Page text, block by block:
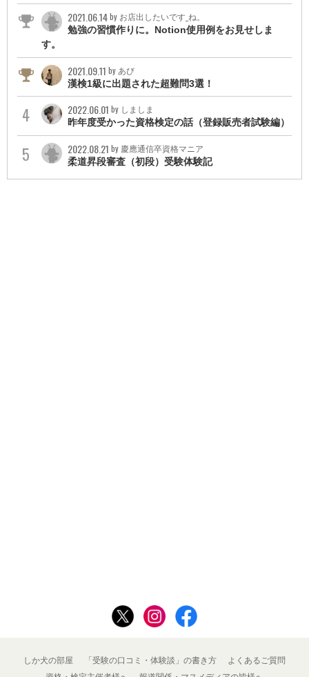
・茶道文化検定3級
・富士山検定3級
・円谷プロ検定3級
・FP3級
・マーケティング検定3級
・日商簿記検定3級
2021.06.14by お店出したいです_ね。
勉強の習慣作りに。Notion使用例をお見せしま
す。
2021.09.11 by あび
漢検1級に出題された超難問3選！
2022.06.01 by しましま
昨年度受かった資格検定の話（登録販売者試験編）
2022.08.21 by 慶應通信卒資格マニア
柔道昇段審査（初段）受験体験記
しか犬の部屋 「受験の口コミ・体験談」の書き方
よくあるご質問